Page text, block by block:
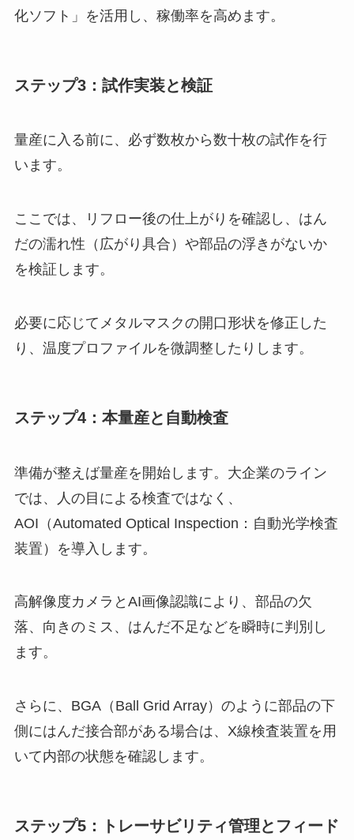
化ソフト」を活用し、稼働率を高めます。
ステップ3：試作実装と検証
量産に入る前に、必ず数枚から数十枚の試作を行
います。
ここでは、リフロー後の仕上がりを確認し、はん
だの濡れ性（広がり具合）や部品の浮きがないか
を検証します。
必要に応じてメタルマスクの開口形状を修正した
り、温度プロファイルを微調整したりします。
ステップ4：本量産と自動検査
準備が整えば量産を開始します。大企業のライン
では、人の目による検査ではなく、
AOI（Automated Optical Inspection：自動光学検査
装置）を導入します。
高解像度カメラとAI画像認識により、部品の欠
落、向きのミス、はんだ不足などを瞬時に判別し
ます。
さらに、BGA（Ball Grid Array）のように部品の下
側にはんだ接合部がある場合は、X線検査装置を用
いて内部の状態を確認します。
ステップ5：トレーサビリティ管理とフィード